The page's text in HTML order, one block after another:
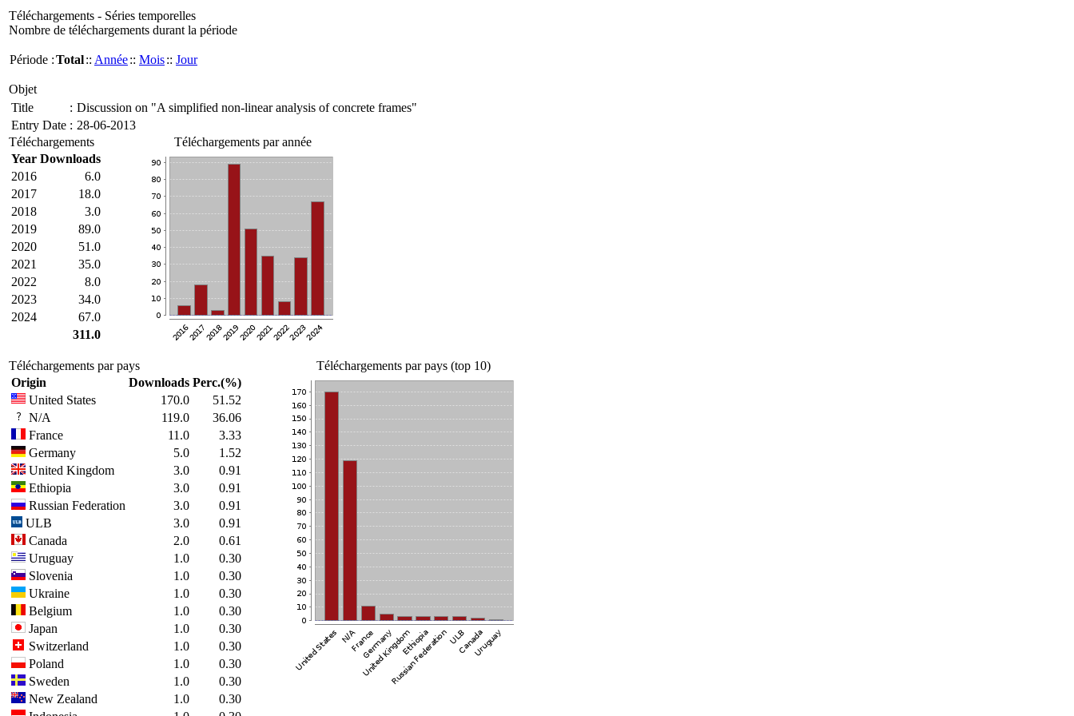
Téléchargements - Séries temporelles
Nombre de téléchargements durant la période
Période :Total:: Année:: Mois:: Jour
Objet
Title
: Discussion on "A simplified non-linear analysis of concrete frames"
Entry Date : 28-06-2013
Téléchargements
Year Downloads
2016
6.0
2017
18.0
2018
3.0
2019
89.0
2020
51.0
2021
35.0
2022
8.0
2023
34.0
2024
67.0
311.0
Téléchargements par année
Téléchargements par pays
Origin
Downloads Perc.(%)
United States
170.0
51.52
N/A
119.0
36.06
France
11.0
3.33
Germany
5.0
1.52
United Kingdom
3.0
0.91
Ethiopia
3.0
0.91
Russian Federation
3.0
0.91
ULB
3.0
0.91
Canada
2.0
0.61
Uruguay
1.0
0.30
Slovenia
1.0
0.30
Ukraine
1.0
0.30
Belgium
1.0
0.30
Japan
1.0
0.30
Switzerland
1.0
0.30
Poland
1.0
0.30
Sweden
1.0
0.30
New Zealand
1.0
0.30
Téléchargements par pays (top 10)